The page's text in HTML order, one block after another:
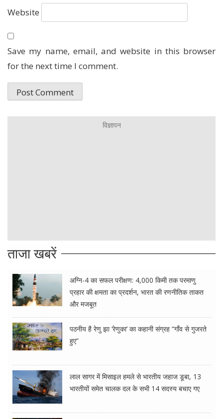
Website
Save my name, email, and website in this browser
for the next time I comment.
ताजा खबरें
अग्नि-4 का सफल परीक्षण: 4,000 किमी तक परमाणु
प्रहार की क्षमता का प्रदर्शन, भारत की रणनीतिक ताकत
और मजबूत
पठनीय है रेणु झा ‘रेणुका’ का कहानी संग्रह “गाँव से गुजरते
हुए”
लाल सागर में मिसाइल हमले से भारतीय जहाज डूबा, 13
भारतीयों समेत चालक दल के सभी 14 सदस्य बचाए गए